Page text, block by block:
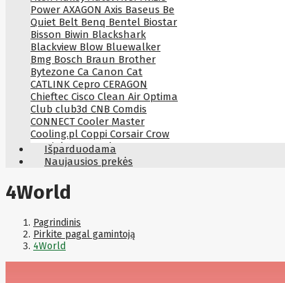
Power AXAGON Axis Baseus Be
Quiet Belt Benq Bentel Biostar
Bisson Biwin Blackshark
Blackview Blow Bluewalker
Bmg Bosch Braun Brother
Bytezone Ca Canon Cat
CATLINK Cepro CERAGON
Chieftec Cisco Clean Air Optima
Club club3d CNB Comdis
CONNECT Cooler Master
Cooling.pl Coppi Corsair Crow
CrucialCYBERCyberPower
CyberpowerD-linkDaewoo
Dahua DataCore
Defender
DicotaDIGITAL
DURABOOK
EagleriseEatonEcoFlow
Ecovacs
Išparduodama
Naujausios prekės
4World
Pagrindinis
Pirkite pagal gamintoją
4World